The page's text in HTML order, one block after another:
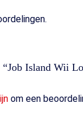
“Job Island Wii
om een